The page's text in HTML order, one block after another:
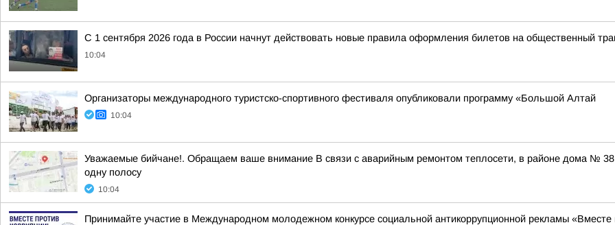
С 1 сентября 2026 года в России начнут действовать новые правила оформления билетов на общественный
10:04
Организаторы международного туристско-спортивного фестиваля опубликовали программу «Большой Алтай
10:04
Уважаемые бийчане!. Обращаем ваше внимание В связи с аварийным ремонтом теплосети, в районе дома № 38
одну полосу
10:04
Принимайте участие в Международном молодежном конкурсе социальной антикоррупционной рекламы «Вместе